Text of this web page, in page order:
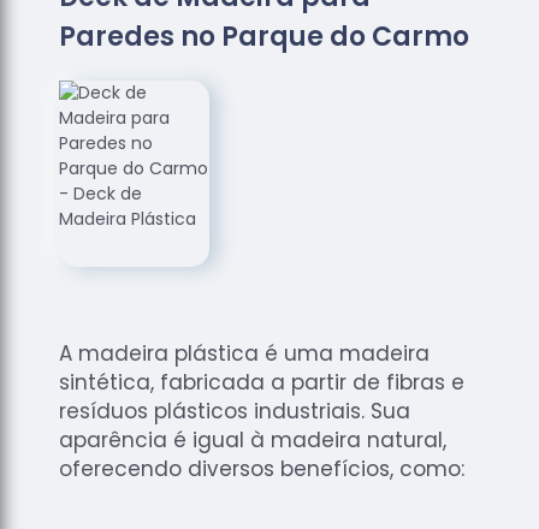
Empresas
Assoalhos
de Madeira
Loja de
Assoalhos
Raspagem
Assoalhos
Raspagem
de Tacos
Madeiras
Paredes no Parque do Carmo
A madeira plástica é uma madeira
sintética, fabricada a partir de fibras e
resíduos plásticos industriais. Sua
aparência é igual à madeira natural,
oferecendo diversos benefícios, como: